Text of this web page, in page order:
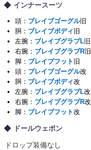
インナースーツ
頭： ブレイブゴーグル旧
胴： ブレイブボディ 旧
左腕： ブレイブグラブL 旧
右腕： ブレイブグラブR 旧
脚： ブレイブフット 旧
頭： ブレイブゴーグル改
胴： ブレイブボディ改
左腕： ブレイブグラブL改
右腕： ブレイブグラブR改
脚： ブレイブフット改
ドールウェポン
ドロップ装備なし